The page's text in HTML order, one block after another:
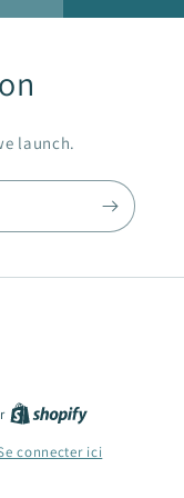
launch.
connecter ici